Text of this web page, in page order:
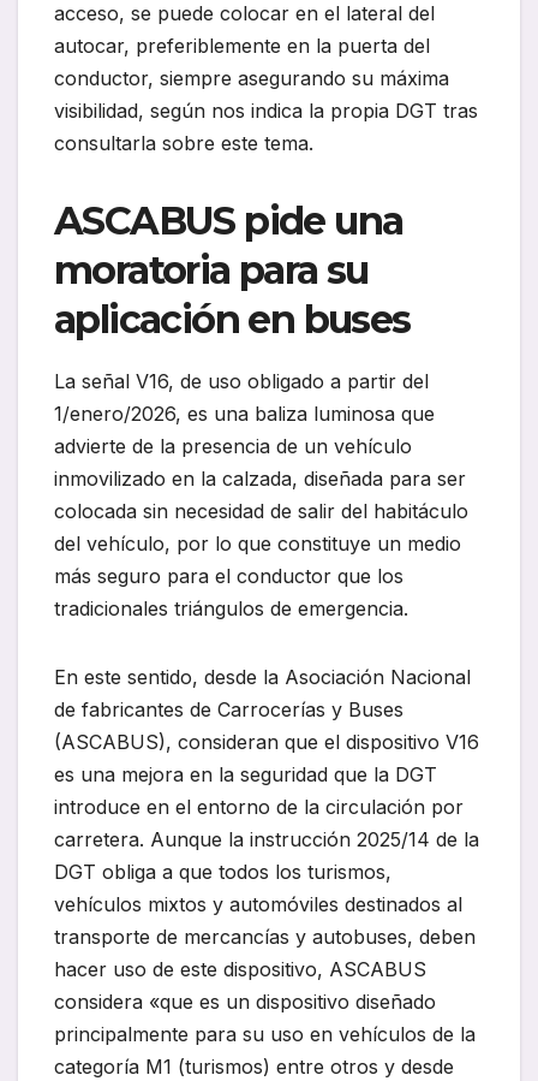
acceso, se puede colocar en el lateral del
autocar, preferiblemente en la puerta del
conductor, siempre asegurando su máxima
visibilidad, según nos indica la propia DGT tras
consultarla sobre este tema.
ASCABUS pide una
moratoria para su
aplicación en buses
La señal V16, de uso obligado a partir del
1/enero/2026, es una baliza luminosa que
advierte de la presencia de un vehículo
inmovilizado en la calzada, diseñada para ser
colocada sin necesidad de salir del habitáculo
del vehículo, por lo que constituye un medio
más seguro para el conductor que los
tradicionales triángulos de emergencia.
En este sentido, desde la Asociación Nacional
de fabricantes de Carrocerías y Buses
(ASCABUS), consideran que el dispositivo V16
es una mejora en la seguridad que la DGT
introduce en el entorno de la circulación por
carretera. Aunque la instrucción 2025/14 de la
DGT obliga a que todos los turismos,
vehículos mixtos y automóviles destinados al
transporte de mercancías y autobuses, deben
hacer uso de este dispositivo, ASCABUS
considera «que es un dispositivo diseñado
principalmente para su uso en vehículos de la
categoría M1 (turismos) entre otros y desde